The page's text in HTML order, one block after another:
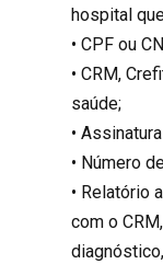
hospital
• CPF ou
• CRM,
saúde;
•
• Número
• Relatório
com o